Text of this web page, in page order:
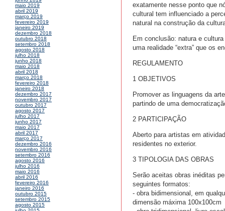
maio 2019
abril 2019
março 2019
fevereiro 2019
janeiro 2019
dezembro 2018
outubro 2018
setembro 2018
agosto 2018
julho 2018
junho 2018
maio 2018
abril 2018
março 2018
fevereiro 2018
janeiro 2018
dezembro 2017
novembro 2017
outubro 2017
agosto 2017
julho 2017
junho 2017
maio 2017
abril 2017
março 2017
dezembro 2016
novembro 2016
setembro 2016
agosto 2016
julho 2016
maio 2016
abril 2016
fevereiro 2016
janeiro 2016
outubro 2015
setembro 2015
agosto 2015
exatamente nesse ponto que
cultural tem influenciado a
natural na construção da
Em conclusão: natura e
uma realidade “extra” que os
REGULAMENTO
1 OBJETIVOS
Promover as linguagens da
partindo de uma
2 PARTICIPAÇÃO
Aberto para artistas em
residentes no exterior.
3 TIPOLOGIA DAS OBRAS
Serão aceitas obras inéditas
seguintes formatos:
- obra bidimensional, em
dimensão máxima 100x100cm